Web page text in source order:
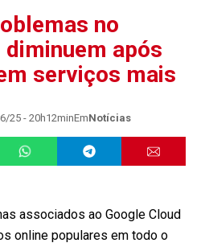
no
diminuem após
serviços mais
25 - 20h12minEmNotícias
associados ao Google Cloud
online populares em todo o